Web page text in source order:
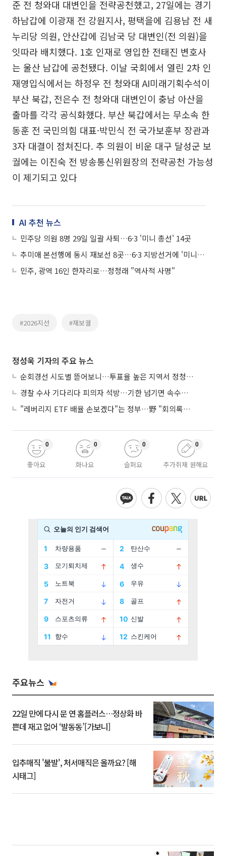
준 전 청와대 대변인을 전략공천했고, 27일에는 경기
하남갑에 이광재 전 강원지사, 평택을에 김용남 전 새
누리당 의원, 안산갑에 김남국 당 대변인(전 의원)을
잇따라 배치했다. 1호 인재로 영입한 전태진 변호사
는 울산 남갑에 공천됐다. 이날 국회에서 열린 2차 인
재영입식에서는 하정우 전 청와대 AI미래기획수석이
부산 북갑, 전은수 전 청와대 대변인이 충남 아산을
출마를 각각 공식화했다. 부산 북갑에서는 무소속 한
동훈 전 국민의힘 대표·박민식 전 국가보훈부 장관과
3자 대결이 점쳐진다. 추 의원이 비운 대구 달성군 보
궐에는 이진숙 전 방송통신위원장의 전략공천 가능성
이 제기되고 있다
AI 추천 뉴스
민주당 의원 8명 29일 일괄 사퇴…6·3 '미니 총선' 14곳
추미애 본선행에 동시 재보선 8곳…6·3 지방선거에 '미니 총선' 얹힌다
민주, 광역 16인 한자리로…정청래 "역사적 사명"
#2026지선 #재보궐
정성욱 기자의 주요 뉴스
순회경선 시도별 뜯어보니…투표율 높은 지역서 정청래 강세
경찰 수사 기다리다 피의자 석방…기한 넘기면 속수무책
"레버리지 ETF 배율 손보겠다"는 정부…野 "회의록부터 내놔야"
좋아요
0
화나요
0
슬퍼요
0
추가취재 원해요
0
주요뉴스
22일 만에 다시 문 연 홈플러스…정상화 바
쁜데 재고 없어 ‘발동동’[가보니]
입추매직 '불발', 처서매직은 올까요? [해
시태그]